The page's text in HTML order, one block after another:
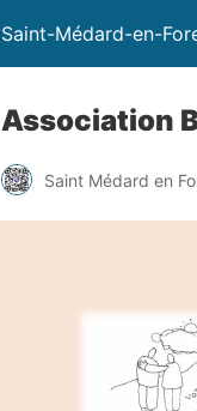
Saint-Médard-en-
Association
Saint Médard en